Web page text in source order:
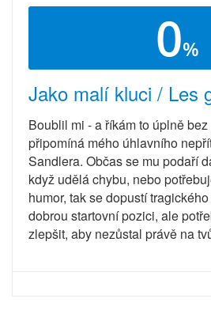
0%
Jako malí kluci / Les
Boublil mi - a říkám to úplně
připomíná mého úhlavního
Sandlera. Občas se mu podaří
když udělá chybu, nebo
humor, tak se dopustí
dobrou startovní pozici, ale
zlepšit, aby nezůstal právě na